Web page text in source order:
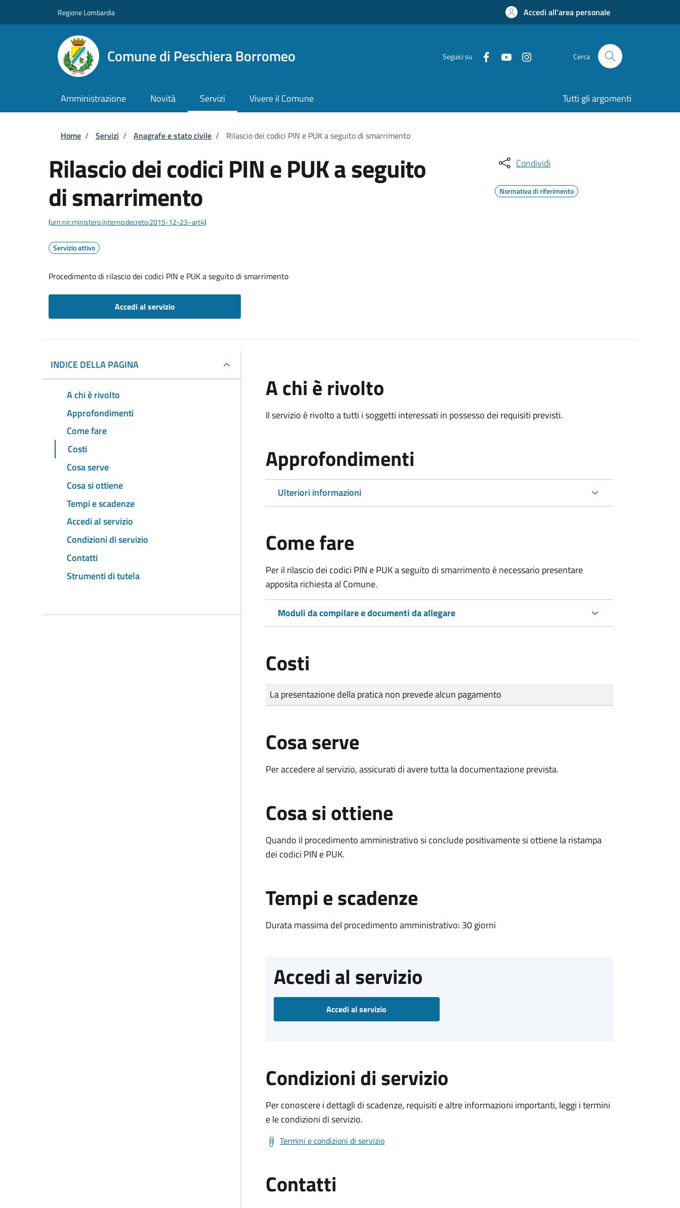
Regione Lombardia Accedi all'area personale
Comune di Peschiera Borromeo Seguici su Cerca
Amministrazione Novità Servizi Vivere il Comune Tutti gli argomenti
Briciole di pane
Home / Servizi / Anagrafe e stato civile / Rilascio dei codici PIN e PUK a seguito di smarrimento
Rilascio dei codici PIN e PUK a seguito
di smarrimento
(urn:nir:ministero.interno:decreto:2015-12-23~art4)
Servizio attivo
Procedimento di rilascio dei codici PIN e PUK a seguito di smarrimento
Accedi al servizio
Condividi
Normativa di riferimento
INDICE DELLA PAGINA
A chi è rivolto
Approfondimenti
Come fare
Costi
Cosa serve
Cosa si ottiene
Tempi e scadenze
Accedi al servizio
Condizioni di servizio
Contatti
Strumenti di tutela
A chi è rivolto
Il servizio è rivolto a tutti i soggetti interessati in possesso dei requisiti previsti.
Approfondimenti
Ulteriori informazioni
Come fare
Per il rilascio dei codici PIN e PUK a seguito di smarrimento è necessario presentare
apposita richiesta al Comune.
Moduli da compilare e documenti da allegare
Costi
Tipo di pagamento
Importo
La presentazione della pratica non prevede alcun pagamento
Cosa serve
Per accedere al servizio, assicurati di avere tutta la documentazione prevista.
Cosa si ottiene
Quando il procedimento amministrativo si conclude positivamente si ottiene la ristampa
dei codici PIN e PUK.
Tempi e scadenze
Durata massima del procedimento amministrativo: 30 giorni
Accedi al servizio
Accedi al servizio
Condizioni di servizio
Per conoscere i dettagli di scadenze, requisiti e altre informazioni importanti, leggi i termini
e le condizioni di servizio.
Termini e condizioni di servizio
Contatti